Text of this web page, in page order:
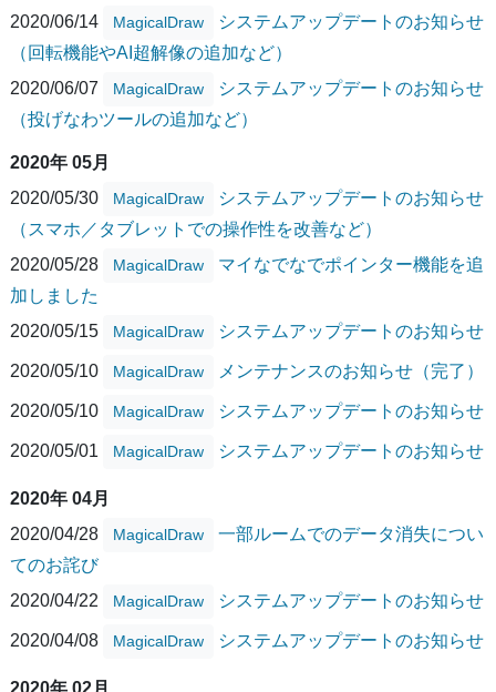
2020/06/14
MagicalDraw
システムアップデートのお知らせ
（回転機能やAI超解像の追加など）
2020/06/07
MagicalDraw
システムアップデートのお知らせ
（投げなわツールの追加など）
2020年 05月
2020/05/30
MagicalDraw
システムアップデートのお知らせ
（スマホ／タブレットでの操作性を改善など）
2020/05/28
MagicalDraw
マイなでなでポインター機能を追
加しました
2020/05/15
MagicalDraw システムアップデートのお知らせ
2020/05/10 MagicalDraw メンテナンスのお知らせ（完了）
2020/05/10 MagicalDraw システムアップデートのお知らせ
2020/05/01 MagicalDraw システムアップデートのお知らせ
2020年 04月
2020/04/28
MagicalDraw
一部ルームでのデータ消失につい
てのお詫び
2020/04/22
MagicalDraw システムアップデートのお知らせ
2020/04/08 MagicalDraw システムアップデートのお知らせ
2020年 02月